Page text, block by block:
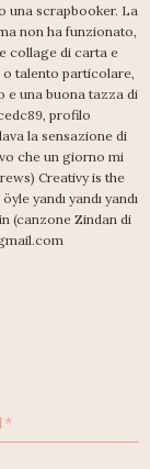
una scrapbooker. La
non ha funzionato,
collage di carta e
o talento particolare,
e una buona tazza di
profilo
la sensazione di
che un giorno mi
Creativy is the
yandı yandı yandı
(canzone Zindan di